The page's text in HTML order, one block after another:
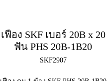
เฟือง SKF เบอร์ 20B x 20
ฟัน PHS 20B-1B20
SKF2907